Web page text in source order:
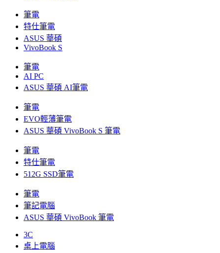
筆電
特仕筆電
ASUS 華碩
VivoBook S
筆電
AI PC
ASUS 華碩 AI筆電
筆電
EVO輕薄筆電
ASUS 華碩 VivoBook S 筆電
筆電
特仕筆電
512G SSD筆電
筆電
筆記電腦
ASUS 華碩 VivoBook 筆電
3C
桌上電腦